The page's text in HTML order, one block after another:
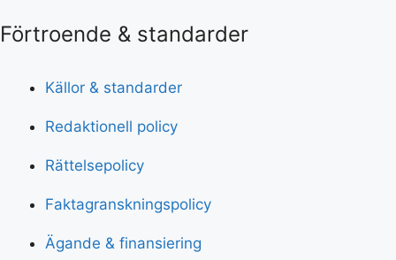
Förtroende & standarder
Källor & standarder
Redaktionell policy
Rättelsepolicy
Faktagranskningspolicy
Ägande & finansiering